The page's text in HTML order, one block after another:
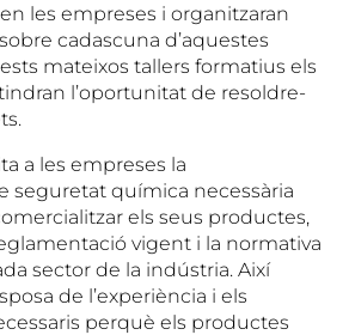
les empreses i organitzaran
cadascuna d’aquestes
mateixos tallers formatius els
l’oportunitat de resoldre-
a les empreses la
seguretat química necessària
els seus productes,
vigent i la normativa
sector de la indústria. Així
de l’experiència i els
perquè els productes